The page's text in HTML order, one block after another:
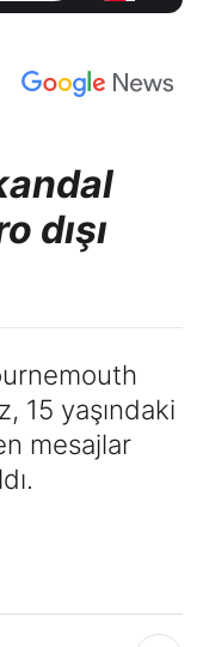
dışı
15 yaşındaki
mesajlar